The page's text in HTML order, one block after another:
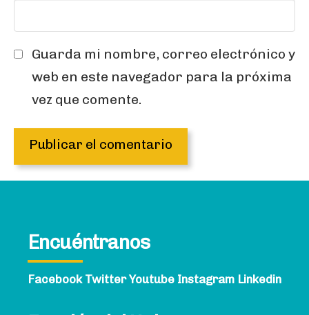
Guarda mi nombre, correo electrónico y
web en este navegador para la próxima
vez que comente.
Encuéntranos
Facebook Twitter Youtube Instagram Linkedin